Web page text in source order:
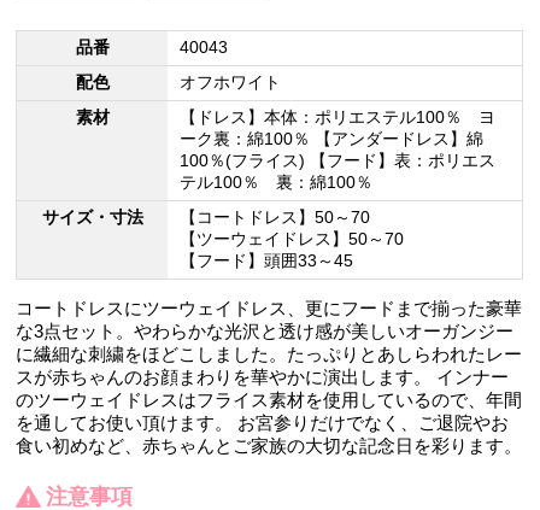
品番
40043
配色
オフホワイト
素材
【ドレス】本体：ポリエステル100％ ヨ
ーク裏：綿100％ 【アンダードレス】綿
100％(フライス) 【フード】表：ポリエス
テル100％ 裏：綿100％
サイズ・寸法
【コートドレス】50～70
【ツーウェイドレス】50～70
【フード】頭囲33～45
コートドレスにツーウェイドレス、更にフードまで揃った豪華
な3点セット。やわらかな光沢と透け感が美しいオーガンジー
に繊細な刺繍をほどこしました。たっぷりとあしらわれたレー
スが赤ちゃんのお顔まわりを華やかに演出します。 インナー
のツーウェイドレスはフライス素材を使用しているので、年間
を通してお使い頂けます。 お宮参りだけでなく、ご退院やお
食い初めなど、赤ちゃんとご家族の大切な記念日を彩ります。
注意事項